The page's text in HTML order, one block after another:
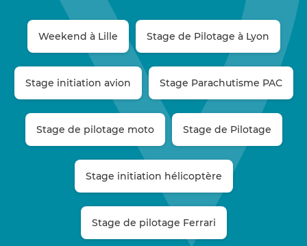
Weekend à Lille Stage de Pilotage à Lyon
Stage initiation avion Stage Parachutisme PAC
Stage de pilotage moto Stage de Pilotage
Stage initiation hélicoptère
Stage de pilotage Ferrari